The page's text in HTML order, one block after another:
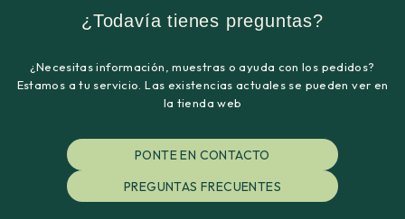
¿Todavía tienes preguntas?
¿Necesitas información, muestras o ayuda con los pedidos?
Estamos a tu servicio. Las existencias actuales se pueden ver en
la tienda web
PONTE EN CONTACTO
PREGUNTAS FRECUENTES